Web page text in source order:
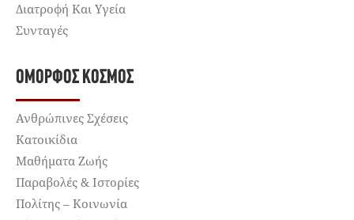
Διατροφή Και Υγεία
Συνταγές
ΌΜΟΡΦΟΣ ΚΌΣΜΟΣ
Ανθρώπινες Σχέσεις
Κατοικίδια
Μαθήματα Ζωής
Παραβολές & Ιστορίες
Πολίτης – Κοινωνία